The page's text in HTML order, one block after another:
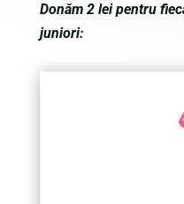
Donăm 2 lei pentru
juniori: